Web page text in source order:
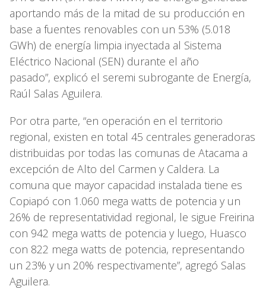
aportando más de la mitad de su producción en
base a fuentes renovables con un 53% (5.018
GWh) de energía limpia inyectada al Sistema
Eléctrico Nacional (SEN) durante el año
pasado”, explicó el seremi subrogante de Energía,
Raúl Salas Aguilera.
Por otra parte, “en operación en el territorio
regional, existen en total 45 centrales generadoras
distribuidas por todas las comunas de Atacama a
excepción de Alto del Carmen y Caldera. La
comuna que mayor capacidad instalada tiene es
Copiapó con 1.060 mega watts de potencia y un
26% de representatividad regional, le sigue Freirina
con 942 mega watts de potencia y luego, Huasco
con 822 mega watts de potencia, representando
un 23% y un 20% respectivamente”, agregó Salas
Aguilera.